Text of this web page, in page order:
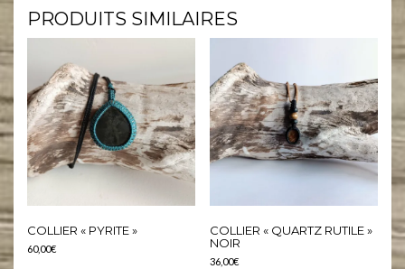
PRODUITS SIMILAIRES
COLLIER « PYRITE »
60,00€
COLLIER « QUARTZ RUTILE »
NOIR
36,00€